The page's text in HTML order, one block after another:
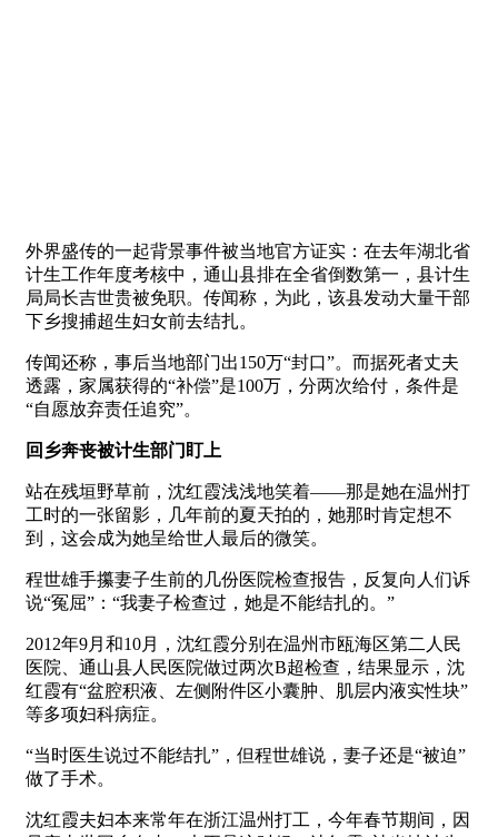
外界盛传的一起背景事件被当地官方证实：在去年湖北省
计生工作年度考核中，通山县排在全省倒数第一，县计生
局局长吉世贵被免职。传闻称，为此，该县发动大量干部
下乡搜捕超生妇女前去结扎。
传闻还称，事后当地部门出150万“封口”。而据死者丈夫
透露，家属获得的“补偿”是100万，分两次给付，条件是
“自愿放弃责任追究”。
回乡奔丧被计生部门盯上
站在残垣野草前，沈红霞浅浅地笑着——那是她在温州打
工时的一张留影，几年前的夏天拍的，她那时肯定想不
到，这会成为她呈给世人最后的微笑。
程世雄手攥妻子生前的几份医院检查报告，反复向人们诉
说“冤屈”：“我妻子检查过，她是不能结扎的。”
2012年9月和10月，沈红霞分别在温州市瓯海区第二人民
医院、通山县人民医院做过两次B超检查，结果显示，沈
红霞有“盆腔积液、左侧附件区小囊肿、肌层内液实性块”
等多项妇科病症。
“当时医生说过不能结扎”，但程世雄说，妻子还是“被迫”
做了手术。
沈红霞夫妇本来常年在浙江温州打工，今年春节期间，因